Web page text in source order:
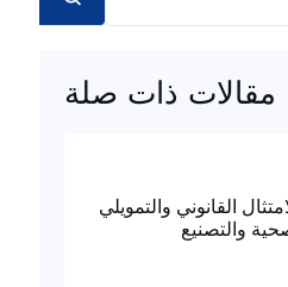
مقالات ذات صلة
القانوني والتمويلي
والتصنيع